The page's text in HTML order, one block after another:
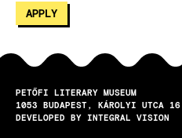
PETŐFI LITERARY MUSEUM
1053
BUDAPEST
KÁROLYI UTCA 16.
DEVELOPED BY INTEGRAL VISION